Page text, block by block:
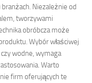
Niezależnie od
tworzywami
obróbcza może
Wybór właściwej
wodne, wymaga
Warto
firm oferujących te